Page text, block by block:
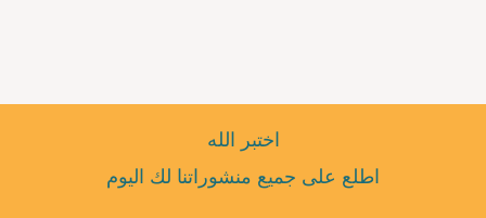
اختبر الله
اطلع على جميع منشوراتنا لك اليوم